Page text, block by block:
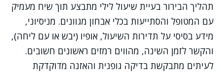
תהליך הבירור בעיית שיעול לילי מתבצע תוך שיח מעמיק
עם המטופל והסתייעות בכלי אבחון מגוונים. מניסיוני,
מידע בסיסי על תדירות השיעול, אופיו (יבש או עם ליחה),
והקשר לזמן השינה, מהווים רמזים ראשונים חשובים.
לעיתים מתבקשת בדיקה גופנית והאזנה מדוקדקת